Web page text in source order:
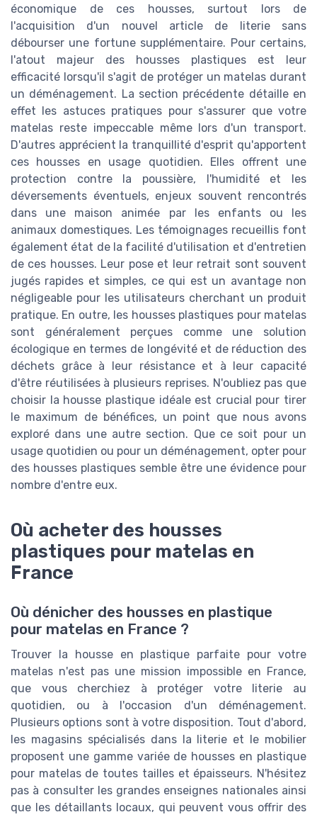
économique de ces housses, surtout lors de
l'acquisition d'un nouvel article de literie sans
débourser une fortune supplémentaire. Pour certains,
l'atout majeur des housses plastiques est leur
efficacité lorsqu'il s'agit de protéger un matelas durant
un déménagement. La section précédente détaille en
effet les astuces pratiques pour s'assurer que votre
matelas reste impeccable même lors d'un transport.
D'autres apprécient la tranquillité d'esprit qu'apportent
ces housses en usage quotidien. Elles offrent une
protection contre la poussière, l'humidité et les
déversements éventuels, enjeux souvent rencontrés
dans une maison animée par les enfants ou les
animaux domestiques. Les témoignages recueillis font
également état de la facilité d'utilisation et d'entretien
de ces housses. Leur pose et leur retrait sont souvent
jugés rapides et simples, ce qui est un avantage non
négligeable pour les utilisateurs cherchant un produit
pratique. En outre, les housses plastiques pour matelas
sont généralement perçues comme une solution
écologique en termes de longévité et de réduction des
déchets grâce à leur résistance et à leur capacité
d'être réutilisées à plusieurs reprises. N'oubliez pas que
choisir la housse plastique idéale est crucial pour tirer
le maximum de bénéfices, un point que nous avons
exploré dans une autre section. Que ce soit pour un
usage quotidien ou pour un déménagement, opter pour
des housses plastiques semble être une évidence pour
nombre d'entre eux.
Où acheter des housses
plastiques pour matelas en
France
Où dénicher des housses en plastique
pour matelas en France ?
Trouver la housse en plastique parfaite pour votre
matelas n'est pas une mission impossible en France,
que vous cherchiez à protéger votre literie au
quotidien, ou à l'occasion d'un déménagement.
Plusieurs options sont à votre disposition. Tout d'abord,
les magasins spécialisés dans la literie et le mobilier
proposent une gamme variée de housses en plastique
pour matelas de toutes tailles et épaisseurs. N'hésitez
pas à consulter les grandes enseignes nationales ainsi
que les détaillants locaux, qui peuvent vous offrir des